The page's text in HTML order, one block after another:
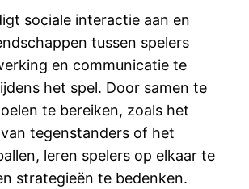
sociale interactie aan en
tussen spelers
en communicatie te
het spel. Door samen te
te bereiken, zoals het
tegenstanders of het
leren spelers op elkaar te
strategieën te bedenken.